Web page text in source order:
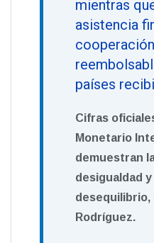
mientras
asistencia
países
Cifras
Monetario
demuestran
desigualdad
Rodríguez.